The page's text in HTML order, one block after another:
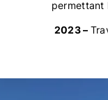
permettant
2023 –